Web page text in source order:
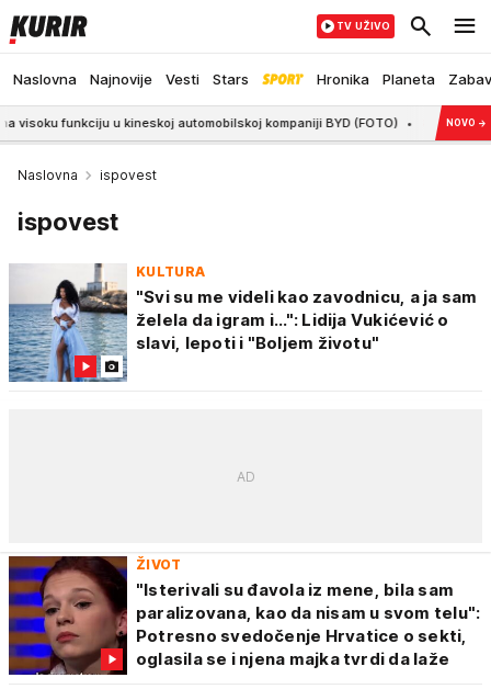
Naslovna Najnovije Vesti Stars Hronika Planeta
TV UŽIVO
u kineskoj automobilskoj kompaniji BYD (FOTO) 8:10 "Ljudi umiru,NOVO →
Naslovna ispovest
ispovest
KULTURA
"Svi su me videli kao zavodnicu, a ja sam
želela da igram i...": Lidija Vukićević o
slavi, lepoti i "Boljem životu"
ŽIVOT
"Isterivali su đavola iz mene, bila sam
paralizovana, kao da nisam u svom telu":
Potresno svedočenje Hrvatice o sekti,
oglasila se i njena majka tvrdi da laže